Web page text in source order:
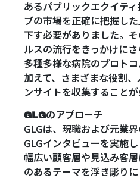
あるパブリックエクイテ
ブの市場を正確に把握し
下す必要がありました。
ルスの流行をきっかけに
多種多様な病院のプロト
加えて、さまざまな役割
ンサイトを収集することが
GLGのアプローチ
GLGは、現職および元業
GLGインタビューを実施
幅広い顧客層や見込み客
のあるテーマを浮き彫りに